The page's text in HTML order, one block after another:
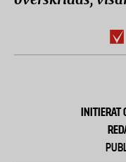
INITIERAT